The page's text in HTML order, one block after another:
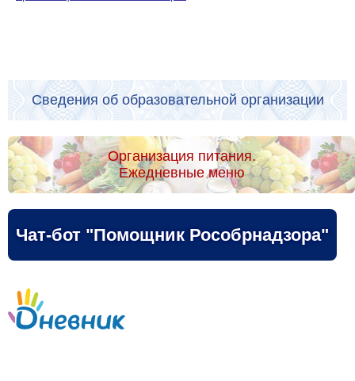
Сведения об образовательной организации
Организация питания.
Ежедневные меню
Чат-бот "Помощник Рособрнадзора"